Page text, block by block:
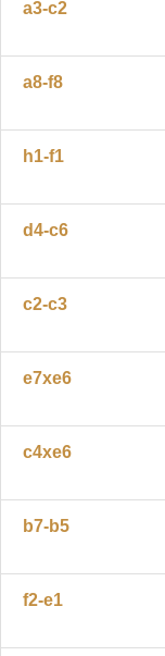
a3-c2
a8-f8
h1-f1
d4-c6
c2-c3
e7xe6
c4xe6
b7-b5
f2-e1